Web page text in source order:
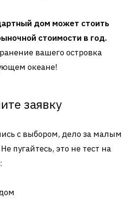
дом может стоить
стоимости в год.
вашего островка
океане!
заявку
с выбором, дело за малым
пугайтесь, это не тест на